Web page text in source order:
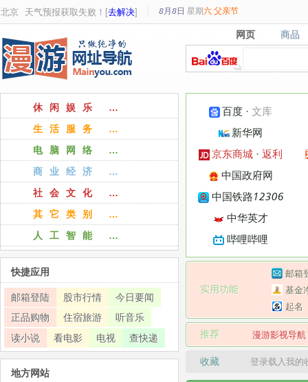
北京 天气预报获取失败！[去解决] 8月8日 星期六 父亲节
网页
网页 商品
商品
百度 ·文库
新华网
京东商城 ·返利
中国政府网
中国铁路12306
中华英才
哔哩哔哩
实用功能
邮箱
基金
起名
推荐 漫游影视导航
收藏 登录载入我
休闲娱乐 …
生活服务 …
电脑网络 …
商业经济 …
社会文化 …
其它类别 …
人工智能 …
快捷应用
邮箱登陆 股市行情
今日要闻
正品购物
住宿旅游
听音乐
读小说
看电影 电视 查快递
地方网站